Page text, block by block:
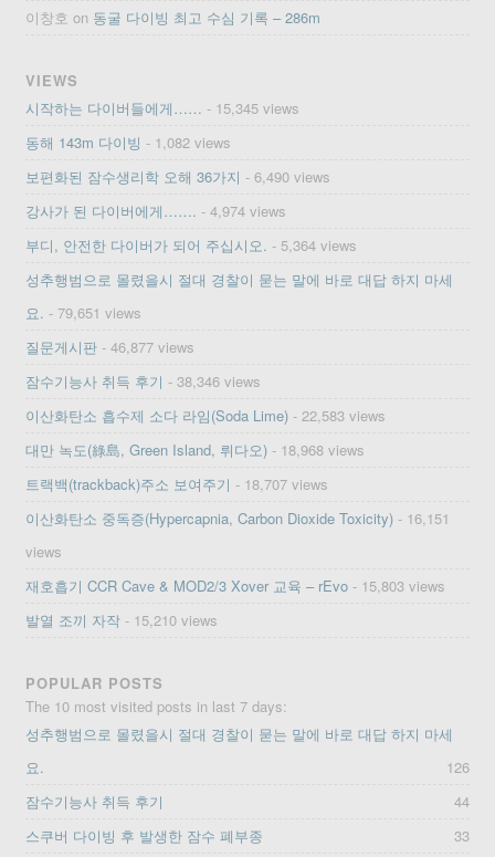
이창호 on 동굴 다이빙 최고 수심 기록 – 286m
VIEWS
시작하는 다이버들에게…… - 15,345 views
동해 143m 다이빙 - 1,082 views
보편화된 잠수생리학 오해 36가지 - 6,490 views
강사가 된 다이버에게……. - 4,974 views
부디, 안전한 다이버가 되어 주십시오. - 5,364 views
성추행범으로 몰렸을시 절대 경찰이 묻는 말에 바로 대답 하지 마세
요. - 79,651 views
질문게시판 - 46,877 views
잠수기능사 취득 후기 - 38,346 views
이산화탄소 흡수제 소다 라임(Soda Lime) - 22,583 views
대만 녹도(綠島, Green Island, 뤼다오) - 18,968 views
트랙백(trackback)주소 보여주기 - 18,707 views
이산화탄소 중독증(Hypercapnia, Carbon Dioxide Toxicity) - 16,151
views
재호흡기 CCR Cave & MOD2/3 Xover 교육 – rEvo - 15,803 views
발열 조끼 자작 - 15,210 views
POPULAR POSTS
The 10 most visited posts in last 7 days:
성추행범으로 몰렸을시 절대 경찰이 묻는 말에 바로 대답 하지 마세
요.
126
잠수기능사 취득 후기
44
스쿠버 다이빙 후 발생한 잠수 폐부종
33